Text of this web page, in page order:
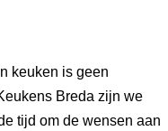
keuken is geen
Breda zijn we
tijd om de wensen aan